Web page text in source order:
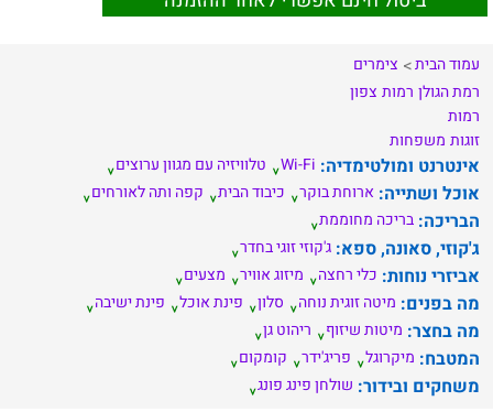
עמוד הבית
צימרים
רמת הגולן רמות צפון
רמות
זוגות משפחות
אינטרנט ומולטימדיה: Wi-Fi טלוויזיה עם מגוון ערוצים
אוכל ושתייה: ארוחת בוקר כיבוד הבית קפה ותה לאורחים
הבריכה: בריכה מחוממת
ג'קוזי, סאונה, ספא: ג'קוזי זוגי בחדר
אביזרי נוחות: כלי רחצה מיזוג אוויר מצעים
מה בפנים: מיטה זוגית נוחה סלון פינת אוכל פינת ישיבה
מה בחצר: מיטות שיזוף ריהוט גן
המטבח: מיקרוגל פריג'ידר קומקום
משחקים ובידור: שולחן פינג פונג